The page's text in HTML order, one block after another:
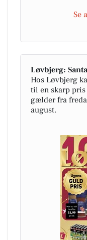
Se
Løvbjerg:
Hos Løvbjerg
til en skarp
gælder fra
august.